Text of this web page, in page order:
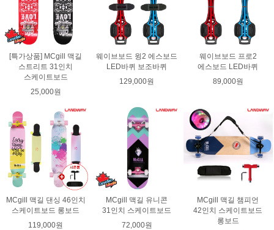
[특가상품] MCgill 맥길
스트리트 31인치
스케이트보드
25,000원
웨이브보드 윙2 에스보드
LED바퀴 보조바퀴
129,000원
웨이브보드 프로2
에스보드 LED바퀴
89,000원
MCgill 맥길 댄싱 46인치
스케이트보드 롱보드
119,000원
MCgill 맥길 유니콘
31인치 스케이트보드
72,000원
MCgill 맥길 챔피언
42인치 스케이트보드
롱보드